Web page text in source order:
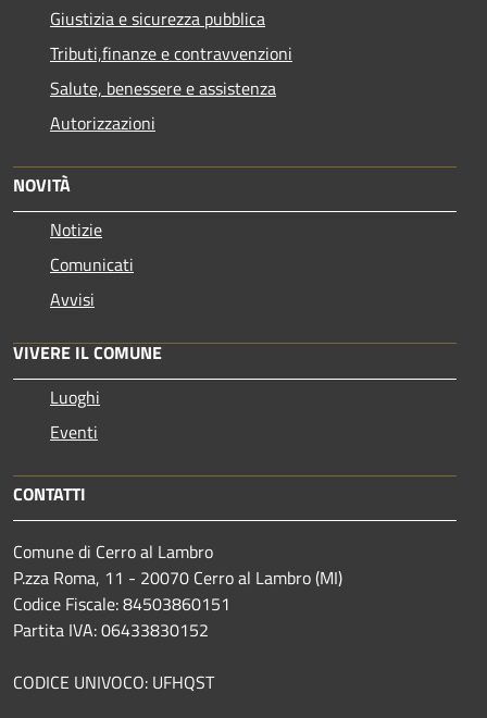
Giustizia e sicurezza pubblica
Tributi,finanze e contravvenzioni
Salute, benessere e assistenza
Autorizzazioni
NOVITÀ
Notizie
Comunicati
Avvisi
VIVERE IL COMUNE
Luoghi
Eventi
CONTATTI
Comune di Cerro al Lambro
P.zza Roma, 11 - 20070 Cerro al Lambro (MI)
Codice Fiscale: 84503860151
Partita IVA: 06433830152
CODICE UNIVOCO: UFHQST